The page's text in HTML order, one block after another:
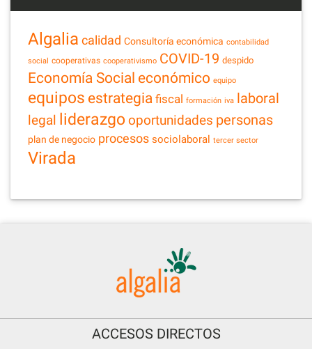
Algalia calidad Consultoría económica contabilidad
social cooperativas cooperativismo COVID-19 despido
Economía Social económico equipo
equipos estrategia fiscal formación iva laboral
legal liderazgo oportunidades personas
plan de negocio procesos sociolaboral tercer sector
Virada
ACCESOS DIRECTOS